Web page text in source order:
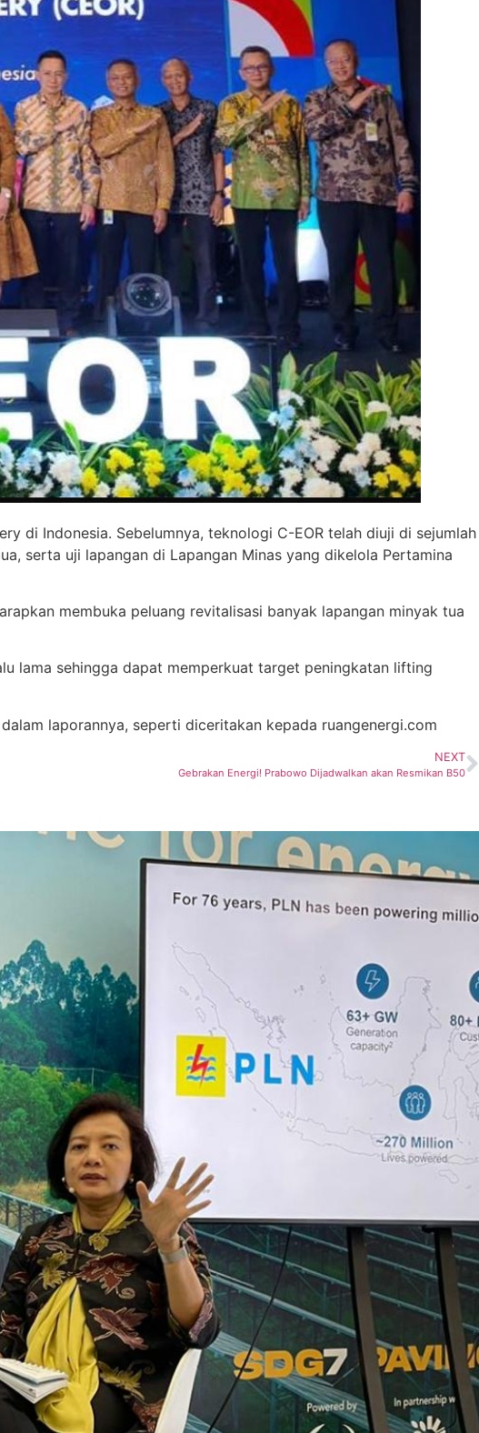
di Indonesia. Sebelumnya, teknologi C-EOR telah diuji di sejumlah
serta uji lapangan di Lapangan Minas yang dikelola Pertamina
membuka peluang revitalisasi banyak lapangan minyak tua
lama sehingga dapat memperkuat target peningkatan lifting
laporannya, seperti diceritakan kepada ruangenergi.com
NEXT
Gebrakan Energi! Prabowo Dijadwalkan akan Resmikan B50